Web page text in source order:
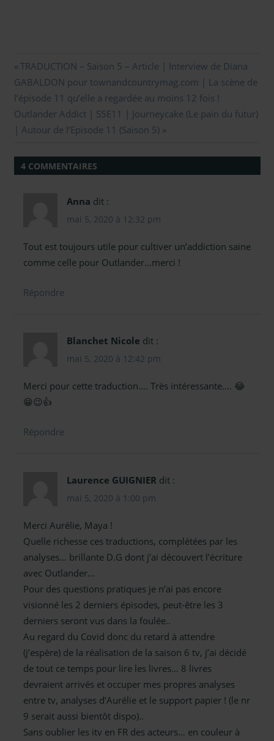
Navigation
de
l’article
Previous
Post:
TRADUCTION – Saison 5 – Article | Interview de Diana
GABALDON pour townandcountrymag.com | La scène de
l’épisode 11 qu’elle a regardée au moins 12 fois !
Next
Post:
Outlander Addict | S5E11 | Journeycake (Le pain du futur)
| Autour de l’Episode 11 (Saison 5)
4 COMMENTAIRES
Anna dit :
mai 5, 2020 à 12:32 pm
Tout est toujours utile pour cultiver un’addiction saine
comme celle pour Outlander…merci !
Répondre
Blanchet Nicole dit :
mai 5, 2020 à 12:42 pm
Merci pour cette traduction…. Très intéressante…. 😂
😁😉👍
Répondre
Laurence GUIGNIER dit :
mai 5, 2020 à 1:00 pm
Merci Aurélie, Maya !
Quelle richesse ces traductions, complétées par les
analyses… brillante D.G dont j’ai découvert l’écriture
avec Outlander…
Pour des questions pratiques je n’ai pas encore
visionné les 2 derniers épisodes, peut-être les 3
derniers seront vus dans la foulée..
Au regard du Covid donc du retard à attendre
(j’espère) de la réalisation de la saison 6 tv, j’ai décidé
de tout ce temps pour lire les livres… 8 livres
devraient arrivés et occuper mes propres analyses
entre tv, analyses d’Aurélie et le support papier ! (le nr
9 serait aussi bientôt dispo)..
Sans oublier les itv en FR des acteurs… en couleur à